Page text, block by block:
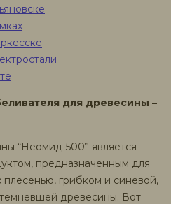
для древесины –
“Неомид-500” является
предназначенным для
плесенью, грибком и синевой,
древесины. Вот